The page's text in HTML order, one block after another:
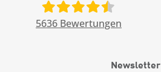
5636 Bewertungen
Newsletter